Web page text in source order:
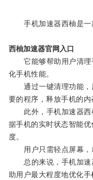
手机加速器西柚是一
西柚加速器官网入口
它能够帮助用户清理
化手机性能。
通过一键清理功能，
要的程序，释放手机的内
此外，手机加速器西
据手机的实时状态智能
度。
用户只需轻点屏幕，
总的来说，手机加速
助用户最大程度地优化